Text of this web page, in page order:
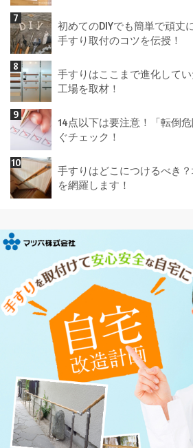
初めてのDIYでも簡単で頑丈
手すり取付のコツを伝授！
手すりはここまで進化して
工場を取材！
14点以下は要注意！「転倒
ぐチェック！
手すりはどこにつけるべき
を網羅します！